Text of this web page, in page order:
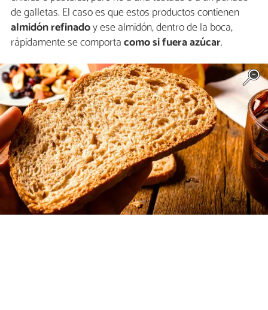
de galletas. El caso es que estos productos contienen
almidón refinadoy ese almidón, dentro de la boca,
rápidamente se comportacomo si fuera azúcar.